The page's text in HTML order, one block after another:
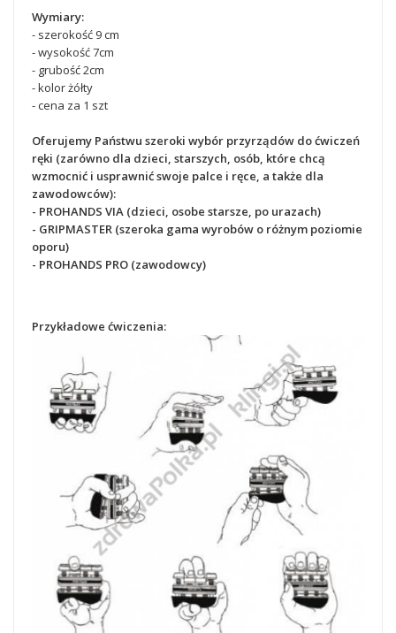
Wymiary:
- szerokość 9 cm
- wysokość 7cm
- grubość 2cm
- kolor żółty
- cena za 1 szt
Oferujemy Państwu szeroki wybór przyrządów do ćwiczeń
ręki (zarówno dla dzieci, starszych, osób, które chcą
wzmocnić i usprawnić swoje palce i ręce, a także dla
zawodowców):
- PROHANDS VIA (dzieci, osobe starsze, po urazach)
- GRIPMASTER (szeroka gama wyrobów o różnym poziomie
oporu)
- PROHANDS PRO (zawodowcy)
Przykładowe ćwiczenia: